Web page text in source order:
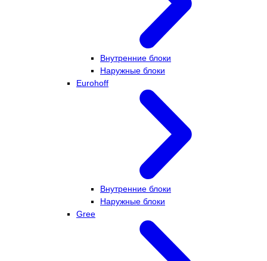
Внутренние блоки
Наружные блоки
Eurohoff
Внутренние блоки
Наружные блоки
Gree